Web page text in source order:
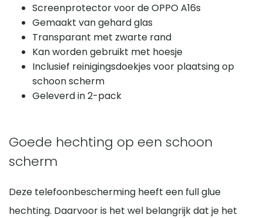
Screenprotector voor de OPPO A16s
Gemaakt van gehard glas
Transparant met zwarte rand
Kan worden gebruikt met hoesje
Inclusief reinigingsdoekjes voor plaatsing op
schoon scherm
Geleverd in 2-pack
Goede hechting op een schoon
scherm
Deze telefoonbescherming heeft een full glue
hechting. Daarvoor is het wel belangrijk dat je het